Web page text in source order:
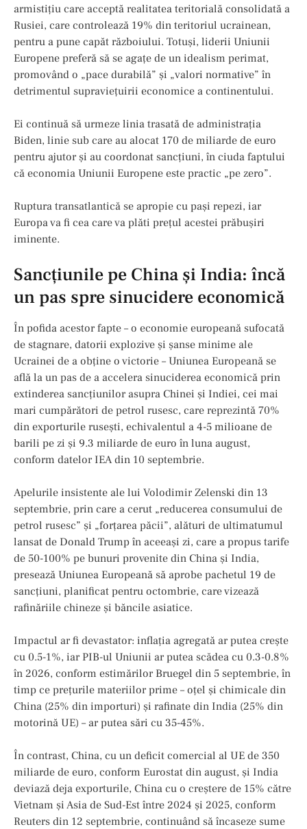
armistițiu care acceptă realitatea teritorială consolidată a
Rusiei, care controlează 19% din teritoriul ucrainean,
pentru a pune capăt războiului. Totuși, liderii Uniunii
Europene preferă să se agațe de un idealism perimat,
promovând o „pace durabilă” și „valori normative” în
detrimentul supraviețuirii economice a continentului.
Ei continuă să urmeze linia trasată de administrația
Biden, linie sub care au alocat 170 de miliarde de euro
pentru ajutor și au coordonat sancțiuni, în ciuda faptului
că economia Uniunii Europene este practic „pe zero”.
Ruptura transatlantică se apropie cu pași repezi, iar
Europa va fi cea care va plăti prețul acestei prăbușiri
iminente.
Sancțiunile pe China și India: încă
un pas spre sinucidere economică
În pofida acestor fapte – o economie europeană sufocată
de stagnare, datorii explozive și șanse minime ale
Ucrainei de a obține o victorie – Uniunea Europeană se
află la un pas de a accelera sinuciderea economică prin
extinderea sancțiunilor asupra Chinei și Indiei, cei mai
mari cumpărători de petrol rusesc, care reprezintă 70%
din exporturile rusești, echivalentul a 4-5 milioane de
barili pe zi și 9.3 miliarde de euro în luna august,
conform datelor IEA din 10 septembrie.
Apelurile insistente ale lui Volodimir Zelenski din 13
septembrie, prin care a cerut „reducerea consumului de
petrol rusesc” și „forțarea păcii”, alături de ultimatumul
lansat de Donald Trump în aceeași zi, care a propus tarife
de 50-100% pe bunuri provenite din China și India,
presează Uniunea Europeană să aprobe pachetul 19 de
sancțiuni, planificat pentru octombrie, care vizează
rafinăriile chineze și băncile asiatice.
Impactul ar fi devastator: inflația agregată ar putea crește
cu 0.5-1%, iar PIB-ul Uniunii ar putea scădea cu 0.3-0.8%
în 2026, conform estimărilor Bruegel din 5 septembrie, în
timp ce prețurile materiilor prime – oțel și chimicale din
China (25% din importuri) și rafinate din India (25% din
motorină UE) – ar putea sări cu 35-45%.
În contrast, China, cu un deficit comercial al UE de 350
miliarde de euro, conform Eurostat din august, și India
deviază deja exporturile, China cu o creștere de 15% către
Vietnam și Asia de Sud-Est între 2024 și 2025, conform
Reuters din 12 septembrie, continuând să încaseze sume